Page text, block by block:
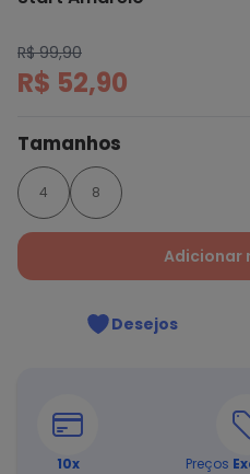
R$ 99,90
R$ 52,90
Tamanhos
4 8
Adicionar
Desejos
10x
Preços